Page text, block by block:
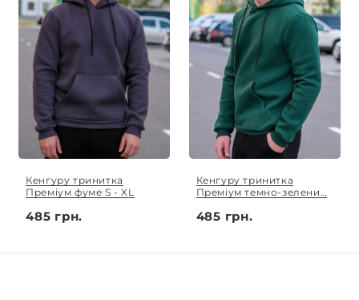
Кенгуру тринитка
Преміум фуме S - XL
485 грн.
Кенгуру тринитка
Преміум темно-зелений
485 грн.